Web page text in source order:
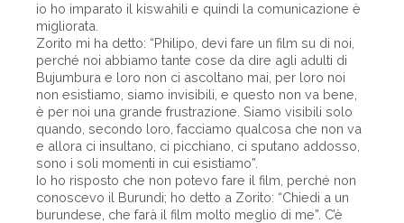
io ho imparato il kiswahili e quindi la comunicazione è
migliorata.
Zorito mi ha detto: “Philipo, devi fare un film su di noi,
perché noi abbiamo tante cose da dire agli adulti di
Bujumbura e loro non ci ascoltano mai, per loro noi
non esistiamo, siamo invisibili, e questo non va bene,
è per noi una grande frustrazione. Siamo visibili solo
quando, secondo loro, facciamo qualcosa che non va
e allora ci insultano, ci picchiano, ci sputano addosso,
sono i soli momenti in cui esistiamo”.
Io ho risposto che non potevo fare il film, perché non
conoscevo il Burundi; ho detto a Zorito: “Chiedi a un
burundese, che farà il film molto meglio di me”. C’è